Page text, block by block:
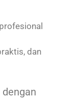
dan
dengan